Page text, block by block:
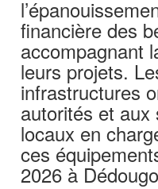
financière des
accompagnant
leurs projets.
infrastructures
autorités et
locaux en
ces
2026 à